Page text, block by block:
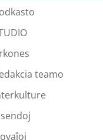
teamo